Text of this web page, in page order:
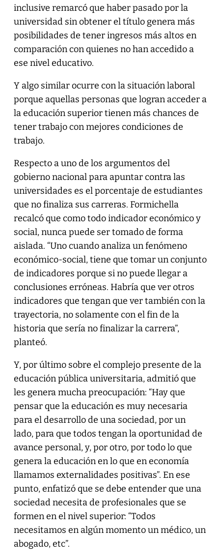
inclusive remarcó que haber pasado por la
universidad sin obtener el título genera más
posibilidades de tener ingresos más altos en
comparación con quienes no han accedido a
ese nivel educativo.
Y algo similar ocurre con la situación laboral
porque aquellas personas que logran acceder a
la educación superior tienen más chances de
tener trabajo con mejores condiciones de
trabajo.
Respecto a uno de los argumentos del
gobierno nacional para apuntar contra las
universidades es el porcentaje de estudiantes
que no finaliza sus carreras. Formichella
recalcó que como todo indicador económico y
social, nunca puede ser tomado de forma
aislada. “Uno cuando analiza un fenómeno
económico-social, tiene que tomar un conjunto
de indicadores porque si no puede llegar a
conclusiones erróneas. Habría que ver otros
indicadores que tengan que ver también con la
trayectoria, no solamente con el fin de la
historia que sería no finalizar la carrera”,
planteó.
Y, por último sobre el complejo presente de la
educación pública universitaria, admitió que
les genera mucha preocupación: “Hay que
pensar que la educación es muy necesaria
para el desarrollo de una sociedad, por un
lado, para que todos tengan la oportunidad de
avance personal, y, por otro, por todo lo que
genera la educación en lo que en economía
llamamos externalidades positivas”. En ese
punto, enfatizó que se debe entender que una
sociedad necesita de profesionales que se
formen en el nivel superior: “Todos
necesitamos en algún momento un médico, un
abogado, etc”.